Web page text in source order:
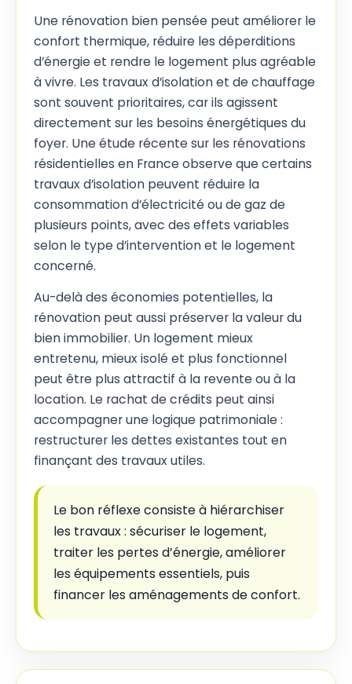
Une rénovation bien pensée peut améliorer le
confort thermique, réduire les déperditions
d’énergie et rendre le logement plus agréable
à vivre. Les travaux d’isolation et de chauffage
sont souvent prioritaires, car ils agissent
directement sur les besoins énergétiques du
foyer. Une étude récente sur les rénovations
résidentielles en France observe que certains
travaux d’isolation peuvent réduire la
consommation d’électricité ou de gaz de
plusieurs points, avec des effets variables
selon le type d’intervention et le logement
concerné.
Au-delà des économies potentielles, la
rénovation peut aussi préserver la valeur du
bien immobilier. Un logement mieux
entretenu, mieux isolé et plus fonctionnel
peut être plus attractif à la revente ou à la
location. Le rachat de crédits peut ainsi
accompagner une logique patrimoniale :
restructurer les dettes existantes tout en
finançant des travaux utiles.
Le bon réflexe consiste à hiérarchiser
les travaux : sécuriser le logement,
traiter les pertes d’énergie, améliorer
les équipements essentiels, puis
financer les aménagements de confort.